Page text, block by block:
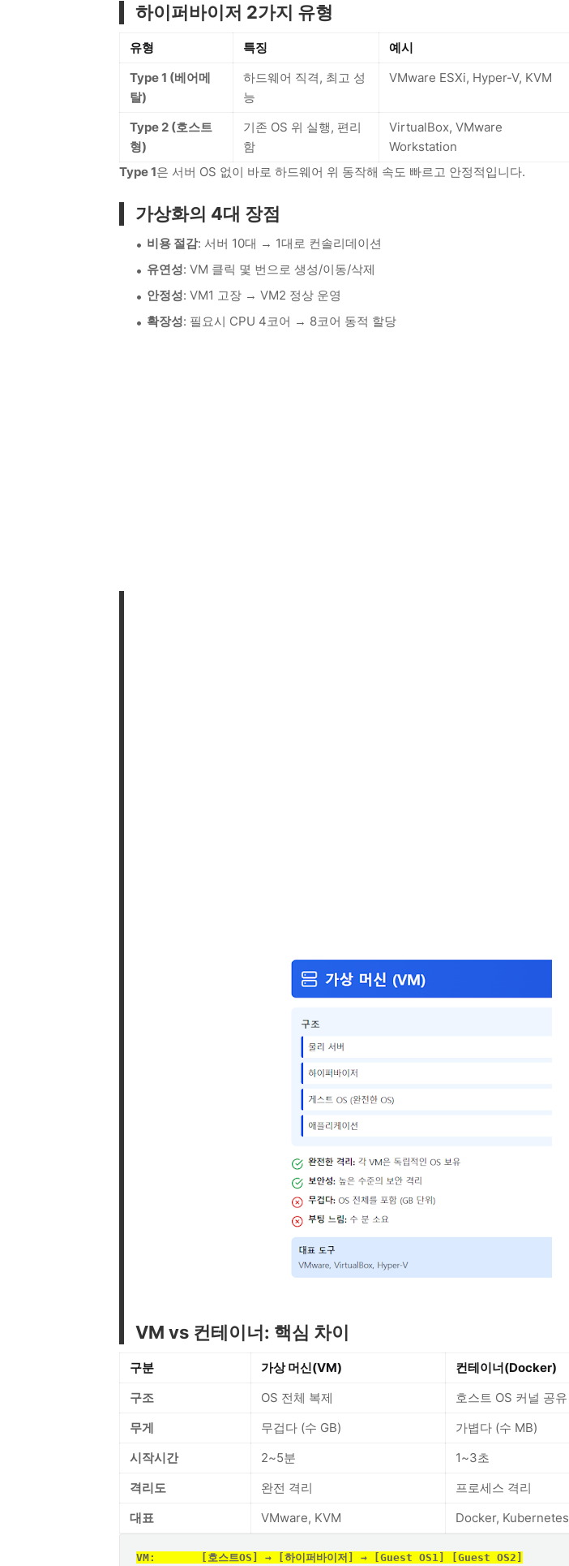
하이퍼바이저 2가지 유형
유형 특징 예시
Type 1 (베어메
탈)
하드웨어 직격, 최고 성
능
VMware ESXi, Hyper-V, KVM
Type 2 (호스트
형)
기존 OS 위 실행, 편리
함
VirtualBox, VMware
Workstation
Type 1은 서버 OS 없이 바로 하드웨어 위 동작해 속도 빠르고 안정적입니다.
가상화의 4대 장점
비용 절감: 서버 10대 → 1대로 컨솔리데이션
유연성: VM 클릭 몇 번으로 생성/이동/삭제
안정성: VM1 고장 → VM2 정상 운영
확장성: 필요시 CPU 4코어 → 8코어 동적 할당
VM vs 컨테이너: 핵심 차이
구분 가상 머신(VM)
컨테이너(Docker)
구조
OS 전체 복제
호스트 OS 커널 공유
무게
무겁다 (수 GB)
가볍다 (수 MB)
시작시간
2~5분
1~3초
격리도
완전 격리
프로세스 격리
대표
VMware, KVM Docker, Kubernetes
VM:       [호스트OS] → [하이퍼바이저] → [Guest OS1] [Guest OS2]